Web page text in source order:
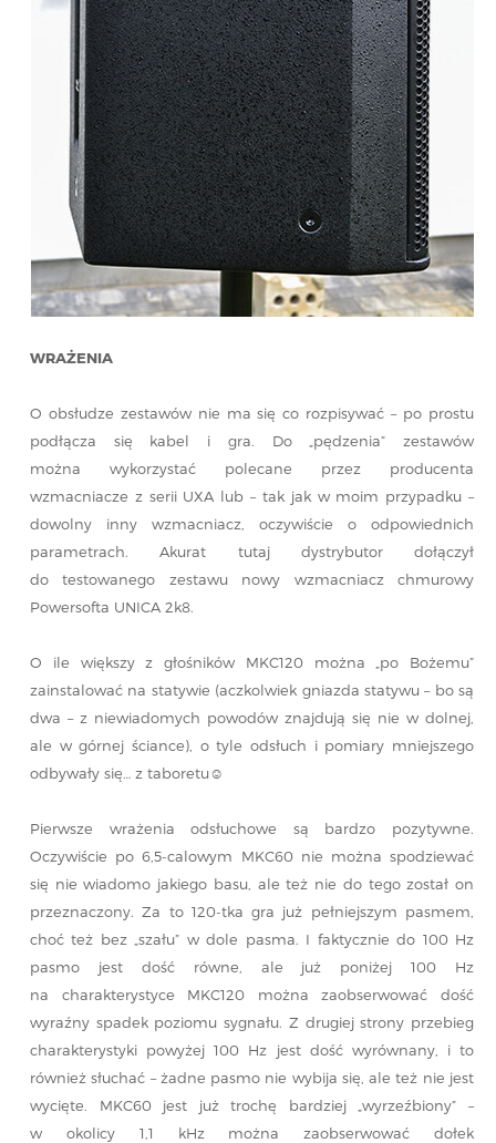
WRAŻENIA
O obsłudze zestawów nie ma się co rozpisywać – po prostu
podłącza się kabel i gra. Do „pędzenia” zestawów
można wykorzystać polecane przez producenta
wzmacniacze z serii UXA lub – tak jak w moim przypadku –
dowolny inny wzmacniacz, oczywiście o odpowiednich
parametrach. Akurat tutaj dystrybutor dołączył
do testowanego zestawu nowy wzmacniacz chmurowy
Powersofta UNICA 2k8.
O ile większy z głośników MKC120 można „po Bożemu”
zainstalować na statywie (aczkolwiek gniazda statywu – bo są
dwa – z niewiadomych powodów znajdują się nie w dolnej,
ale w górnej ściance), o tyle odsłuch i pomiary mniejszego
odbywały się… z taboretu☺
Pierwsze wrażenia odsłuchowe są bardzo pozytywne.
Oczywiście po 6,5-calowym MKC60 nie można spodziewać
się nie wiadomo jakiego basu, ale też nie do tego został on
przeznaczony. Za to 120-tka gra już pełniejszym pasmem,
choć też bez „szału” w dole pasma. I faktycznie do 100 Hz
pasmo jest dość równe, ale już poniżej 100 Hz
na charakterystyce MKC120 można zaobserwować dość
wyraźny spadek poziomu sygnału. Z drugiej strony przebieg
charakterystyki powyżej 100 Hz jest dość wyrównany, i to
również słuchać – żadne pasmo nie wybija się, ale też nie jest
wycięte. MKC60 jest już trochę bardziej „wyrzeźbiony” –
w okolicy 1,1 kHz można zaobserwować dołek